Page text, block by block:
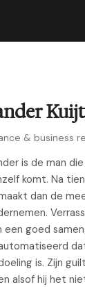
Kuijt
& business
is de man
komt. Na
dan de
een goed
is. Zijn
alsof hij het